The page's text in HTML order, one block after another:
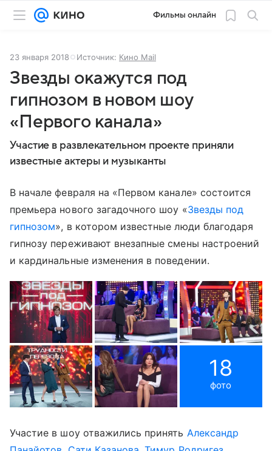
Фильмы онлайн
23 января 2018 Источник: Кино Mail
Звезды окажутся под
гипнозом в новом шоу
«Первого канала»
Участие в развлекательном проекте приняли
известные актеры и музыканты
В начале февраля на «Первом канале» состоится
премьера нового загадочного шоу «Звезды под
гипнозом», в котором известные люди благодаря
гипнозу переживают внезапные смены настроений
и кардинальные изменения в поведении.
18
фото
Участие в шоу отважились принять Александр